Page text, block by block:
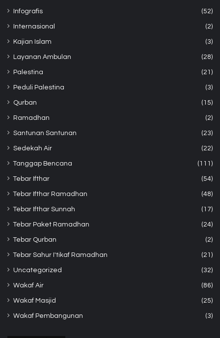
Infografis (52)
Internasional (2)
Kajian Islam (3)
Layanan Ambulan (28)
Palestina (21)
Peduli Palestina (3)
Qurban (15)
Ramadhan (2)
Santunan Santunan (23)
Sedekah Air (22)
Tanggap Bencana (111)
Tebar Ifthar (54)
Tebar Ifthar Ramadhan (48)
Tebar Ifthar Sunnah (17)
Tebar Paket Ramadhan (24)
Tebar Qurban (2)
Tebar Sahur I'tikaf Ramadhan (21)
Uncategorized (32)
Wakaf Air (86)
Wakaf Masjid (25)
Wakaf Pembangunan (3)